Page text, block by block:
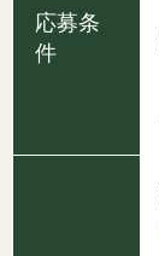
応募条
件